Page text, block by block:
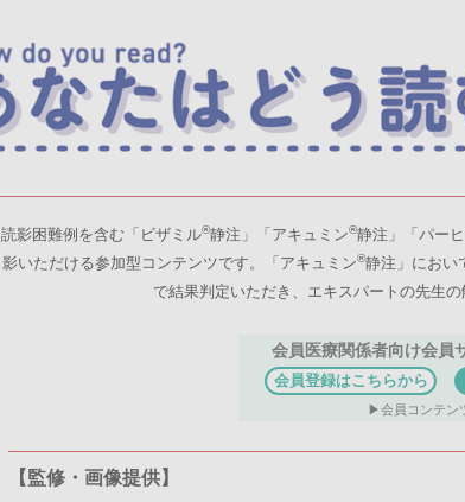
読影困難例を含む「ビザミル®静注」「アキュミン®静注」「パー
影いただける参加型コンテンツです。「アキュミン®静注」におい
で結果判定いただき、エキスパートの先生
会員医療関係者向け会員
会員登録はこちらから
会員コンテン
【監修・画像提供】